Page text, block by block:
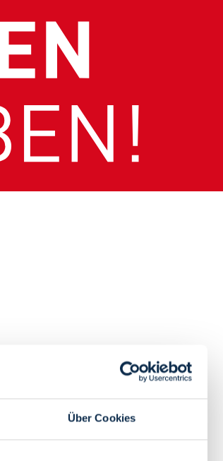
Über Cookies